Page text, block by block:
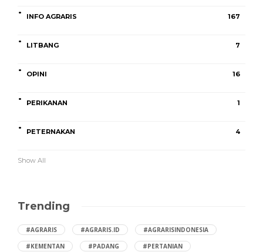
INFO AGRARIS 167
LITBANG 7
OPINI 16
PERIKANAN 1
PETERNAKAN 4
Show All
Trending
#AGRARIS #AGRARIS.ID
#AGRARISINDONESIA
#KEMENTAN
#PADANG
#PERTANIAN